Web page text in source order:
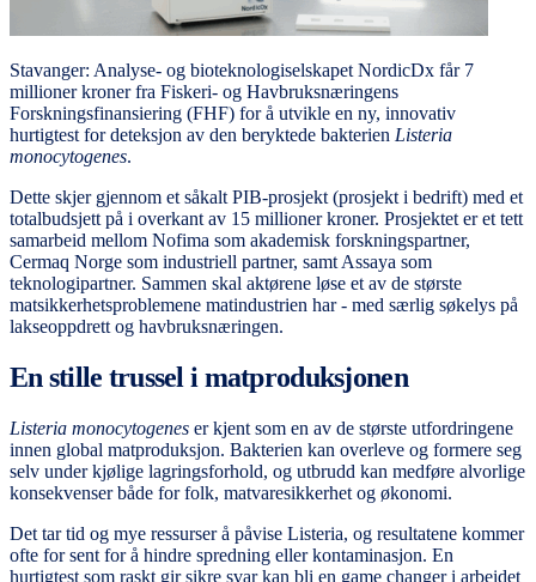
Stavanger: Analyse- og bioteknologiselskapet NordicDx får 7
millioner kroner fra Fiskeri- og Havbruksnæringens
Forskningsfinansiering (FHF) for å utvikle en ny, innovativ
hurtigtest for deteksjon av den beryktede bakterien Listeria
monocytogenes.
Dette skjer gjennom et såkalt PIB-prosjekt (prosjekt i bedrift) med et
totalbudsjett på i overkant av 15 millioner kroner. Prosjektet er et tett
samarbeid mellom Nofima som akademisk forskningspartner,
Cermaq Norge som industriell partner, samt Assaya som
teknologipartner. Sammen skal aktørene løse et av de største
matsikkerhetsproblemene matindustrien har - med særlig søkelys på
lakseoppdrett og havbruksnæringen.
En stille trussel i matproduksjonen
Listeria monocytogenes er kjent som en av de største utfordringene
innen global matproduksjon. Bakterien kan overleve og formere seg
selv under kjølige lagringsforhold, og utbrudd kan medføre alvorlige
konsekvenser både for folk, matvaresikkerhet og økonomi.
Det tar tid og mye ressurser å påvise Listeria, og resultatene kommer
ofte for sent for å hindre spredning eller kontaminasjon. En
hurtigtest som raskt gir sikre svar kan bli en game changer i arbeidet